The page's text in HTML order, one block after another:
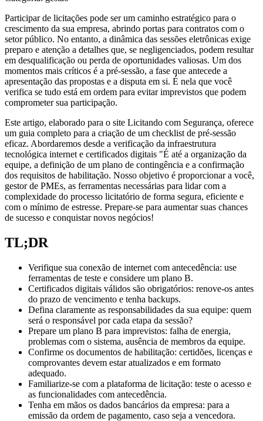
Participar de licitações pode ser um caminho estratégico para o
crescimento da sua empresa, abrindo portas para contratos com o
setor público. No entanto, a dinâmica das sessões eletrônicas exige
preparo e atenção a detalhes que, se negligenciados, podem resultar
em desqualificação ou perda de oportunidades valiosas. Um dos
momentos mais críticos é a pré-sessão, a fase que antecede a
apresentação das propostas e a disputa em si. É nela que você
verifica se tudo está em ordem para evitar imprevistos que podem
comprometer sua participação.
Este artigo, elaborado para o site Licitando com Segurança, oferece
um guia completo para a criação de um checklist de pré-sessão
eficaz. Abordaremos desde a verificação da infraestrutura
tecnológica internet e certificados digitais "É até a organização da
equipe, a definição de um plano de contingência e a confirmação
dos requisitos de habilitação. Nosso objetivo é proporcionar a você,
gestor de PMEs, as ferramentas necessárias para lidar com a
complexidade do processo licitatório de forma segura, eficiente e
com o mínimo de estresse. Prepare-se para aumentar suas chances
de sucesso e conquistar novos negócios!
TL;DR
Verifique sua conexão de internet com antecedência: use
ferramentas de teste e considere um plano B.
Certificados digitais válidos são obrigatórios: renove-os antes
do prazo de vencimento e tenha backups.
Defina claramente as responsabilidades da sua equipe: quem
será o responsável por cada etapa da sessão?
Prepare um plano B para imprevistos: falha de energia,
problemas com o sistema, ausência de membros da equipe.
Confirme os documentos de habilitação: certidões, licenças e
comprovantes devem estar atualizados e em formato
adequado.
Familiarize-se com a plataforma de licitação: teste o acesso e
as funcionalidades com antecedência.
Tenha em mãos os dados bancários da empresa: para a
emissão da ordem de pagamento, caso seja a vencedora.